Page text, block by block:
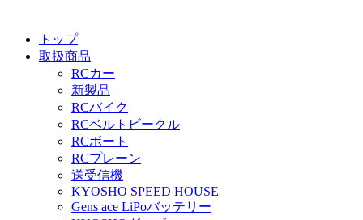
トップ
取扱商品
RCカー
新製品
RCバイク
RCベルトビークル
RCボート
RCプレーン
送受信機
KYOSHO SPEED HOUSE
Gens ace LiPoバッテリー